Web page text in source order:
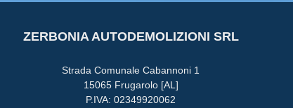
ZERBONIA AUTODEMOLIZIONI SRL
Strada Comunale Cabannoni 1
15065 Frugarolo [AL]
P.IVA: 02349920062